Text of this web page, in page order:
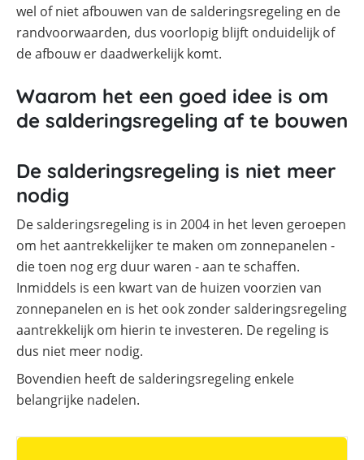
wel of niet afbouwen van de salderingsregeling en de
randvoorwaarden, dus voorlopig blijft onduidelijk of
de afbouw er daadwerkelijk komt.
Waarom het een goed idee is om
de salderingsregeling af te bouwen
De salderingsregeling is niet meer
nodig
De salderingsregeling is in 2004 in het leven geroepen
om het aantrekkelijker te maken om zonnepanelen -
die toen nog erg duur waren - aan te schaffen.
Inmiddels is een kwart van de huizen voorzien van
zonnepanelen en is het ook zonder salderingsregeling
aantrekkelijk om hierin te investeren. De regeling is
dus niet meer nodig.
Bovendien heeft de salderingsregeling enkele
belangrijke nadelen.